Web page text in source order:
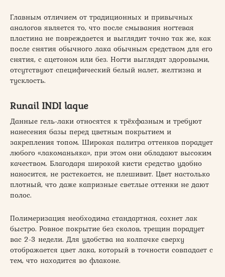
Главным отличием от традиционных и привычных
аналогов является то, что после смывания ногтевая
пластина не повреждается и выглядит точно так же, как
после снятия обычного лака обычным средством для его
снятия, с ацетоном или без. Ногти выглядят здоровыми,
отсутствуют специфический белый налет, желтизна и
тусклость.
Runail INDI laque
Данные гель-лаки относятся к трёхфазным и требуют
нанесения базы перед цветным покрытием и
закрепления топом. Широкая палитра оттенков порадует
любого «лакоманьяка», при этом они обладают высоким
качеством. Благодаря широкой кисти средство удобно
наносится, не растекается, не плешивит. Цвет настолько
плотный, что даже капризные светлые оттенки не дают
полос.
Полимеризация необходима стандартная, сохнет лак
быстро. Ровное покрытие без сколов, трещин порадует
вас 2-3 недели. Для удобства на колпачке сверху
отображается цвет лака, который в точности совпадает с
тем, что находится во флаконе.